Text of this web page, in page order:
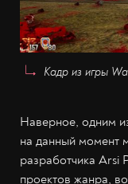
Кадр из игры
Наверное, одним
на данный момент
разработчика Arsi
проектов жанра,